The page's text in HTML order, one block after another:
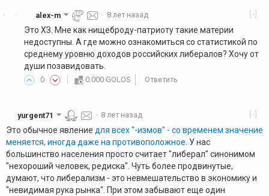
·
· [-]
alex-m · 8 лет назад
Это ХЗ. Мне как нищеброду-патриоту такие материи
недоступны. А где можно ознакомиться со статистикой по
среднему уровню доходов российских либералов? Хочу от
души позавидовать.
0 0.000 GOLOS Ответить
[-]
yurgent71 · 8 лет назад
Это обычное явление для всех "-измов" - со временем значение
меняется, иногда даже на противоположное . У нас
большинство населения просто считает "либерал" синонимом
"нехороший человек, редиска". Чуть более продвинутые,
думают, что либерализм - это невмешательство в экономику и
"невидимая рука рынка". При этом забывают еще один